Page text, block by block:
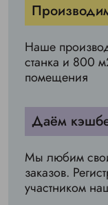
Наше
станка и 800
помещения
Даём
Мы любим
заказов.
участником